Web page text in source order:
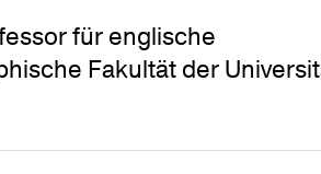
für englische
Fakultät der